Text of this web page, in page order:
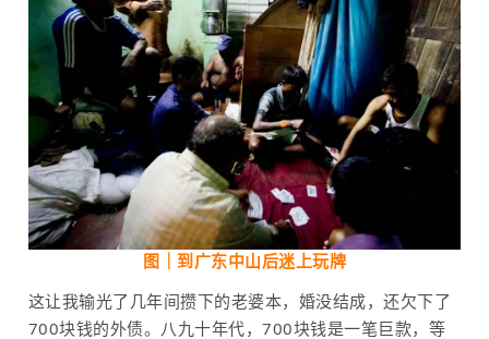
图｜到 广东中山后迷上玩牌
这让我输光了几年间攒下的老婆本，婚没结成，还欠下了
700块钱的外债。八九十年代，700块钱是一笔巨款，等